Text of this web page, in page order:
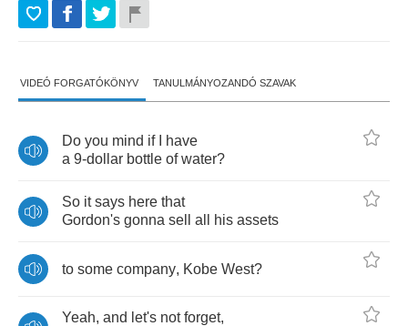
VIDEÓ FORGATÓKÖNYV TANULMÁNYOZANDÓ SZAVAK
Do you mind if
have
a 9-dollar bottle of water?
So it says here that
Gordon's gonna sell all his assets
to some company, Kobe West?
Yeah, and let's not forget,